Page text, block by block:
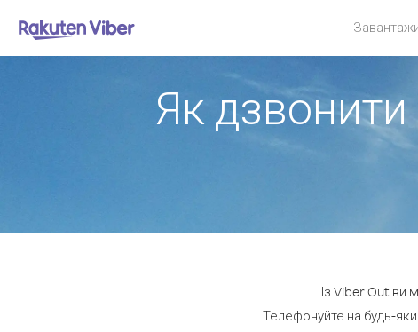
Як дзвонити
Із Viber Out ви
Телефонуйте на будь-